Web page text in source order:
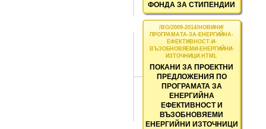
ФОНДА ЗА СТИПЕНДИИ
ПОКАНИ ЗА ПРОЕКТНИ
ПРЕДЛОЖЕНИЯ ПО
ПРОГРАМАТА ЗА
ЕНЕРГИЙНА
ЕФЕКТИВНОСТ И
ВЪЗОБНОВЯЕМИ
ЕНЕРГИЙНИ ИЗТОЧНИЦИ